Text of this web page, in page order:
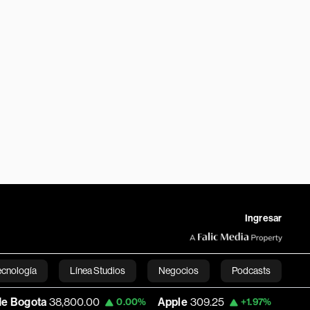
Ingresar
Línea Studios Negocios Podcasts
English
0.00% Apple 309.25 +1.97% USD COP 3,195.99